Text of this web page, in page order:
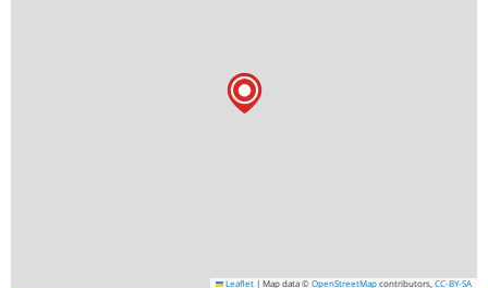
Leaflet | Map data © OpenStreetMap contributors, CC-BY-SA